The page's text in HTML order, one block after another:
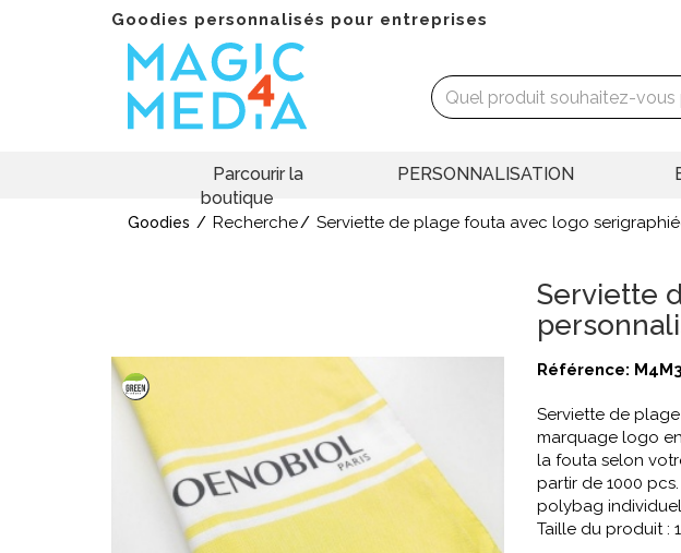
Goodies personnalisés pour entreprises
Parcourir la
boutique
PERSONNALISATION
Goodies Recherche Serviette de plage fouta avec logo
Serviette
Référence:
Serviette de
marquage logo
la fouta selon
partir de 1000
polybag
Taille du produit :